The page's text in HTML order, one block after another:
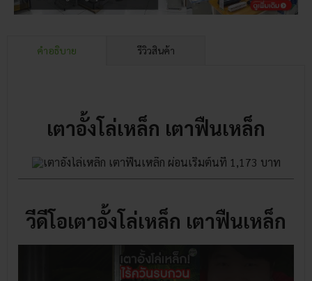
คำอธิบาย รีวิวสินค้า
เตาอั้งโล่เหล็ก เตาฟืนเหล็ก
วีดีโอเตาอั้งโล่เหล็ก เตาฟืนเหล็ก